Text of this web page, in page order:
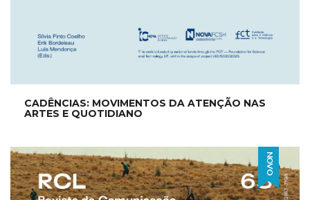
CADÊNCIAS: MOVIMENTOS DA ATENÇÃO NAS
ARTES E QUOTIDIANO
NOVO